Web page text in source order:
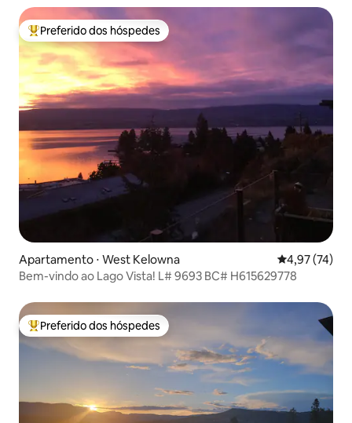
Entre os melhores preferidos dos hóspedes
Preferido dos hóspedes
Apartamento ⋅ West Kelowna 4,97 de uma
4,97 (74)
Bem-vindo ao Lago Vista! L# 9693 BC# H615629778
Entre os melhores preferidos dos hóspedes
Preferido dos hóspedes